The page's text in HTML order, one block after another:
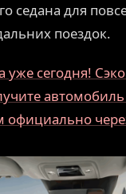
седана для
поездок.
уже сегодня!
автомобиль
официально